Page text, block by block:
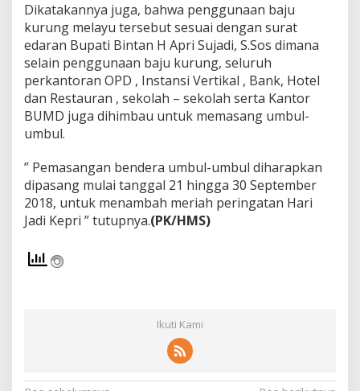
Dikatakannya juga, bahwa penggunaan baju
kurung melayu tersebut sesuai dengan surat
edaran Bupati Bintan H Apri Sujadi, S.Sos dimana
selain penggunaan baju kurung, seluruh
perkantoran OPD , Instansi Vertikal , Bank, Hotel
dan Restauran , sekolah – sekolah serta Kantor
BUMD juga dihimbau untuk memasang umbul-
umbul.
” Pemasangan bendera umbul-umbul diharapkan
dipasang mulai tanggal 21 hingga 30 September
2018, untuk menambah meriah peringatan Hari
Jadi Kepri ” tutupnya.(PK/HMS)
Ikuti Kami